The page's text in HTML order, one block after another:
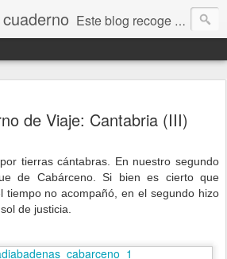
Este blog recoge trabajos, fotos, opiniones y comentarios originados por dibujantes desde el I encuentro "De vuelta con el cuaderno" que tuvo lugar en Jaca en septiembre de 2009.
de Viaje: Cantabria (III)
tierras cántabras. En nuestro segundo
de Cabárceno. Si bien es cierto que
tiempo no acompañó, en el segundo hizo
de justicia.